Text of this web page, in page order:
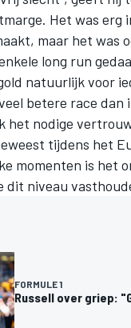
Het was erg
maar het was
long run
natuurlijk voor
betere race dan
het nodige
tijdens het
momenten is het
dit niveau
FORMULE 1
Russell over griep: